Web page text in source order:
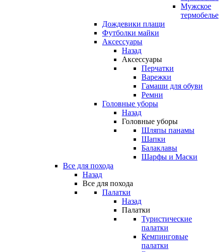
Мужское
термобелье
Дождевики плащи
Футболки майки
Аксессуары
Назад
Аксессуары
Перчатки
Варежки
Гамаши для обуви
Ремни
Головные уборы
Назад
Головные уборы
Шляпы панамы
Шапки
Балаклавы
Шарфы и Маски
Все для похода
Назад
Все для похода
Палатки
Назад
Палатки
Туристические
палатки
Кемпинговые
палатки